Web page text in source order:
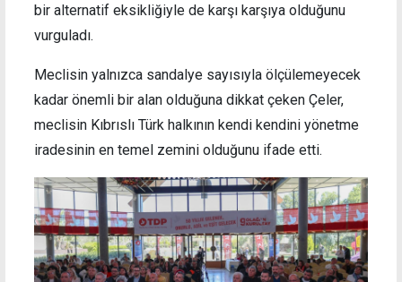
bir alternatif eksikliğiyle de karşı karşıya olduğunu
vurguladı.
Meclisin yalnızca sandalye sayısıyla ölçülemeyecek
kadar önemli bir alan olduğuna dikkat çeken Çeler,
meclisin Kıbrıslı Türk halkının kendi kendini yönetme
iradesinin en temel zemini olduğunu ifade etti.